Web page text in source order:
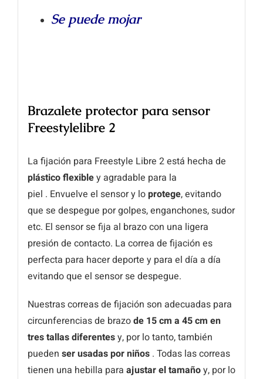
Se puede mojar
Brazalete protector para sensor
Freestylelibre 2
La fijación para Freestyle Libre 2 está hecha de
plástico flexibley agradable para la
piel . Envuelve el sensor y loprotege, evitando
que se despegue por golpes, enganchones, sudor
etc. El sensor se fija al brazo con una ligera
presión de contacto. La correa de fijación es
perfecta para hacer deporte y para el día a día
evitando que el sensor se despegue.
Nuestras correas de fijación son adecuadas para
circunferencias de brazode 15 cm a 45 cm en
tres tallas diferentesy, por lo tanto, también
pueden ser usadas por niños. Todas las correas
tienen una hebilla para ajustar el tamañoy, por lo